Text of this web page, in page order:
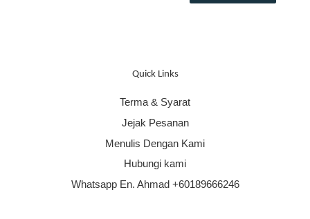
Quick Links
Terma & Syarat
Jejak Pesanan
Menulis Dengan Kami
Hubungi kami
Whatsapp En. Ahmad +60189666246